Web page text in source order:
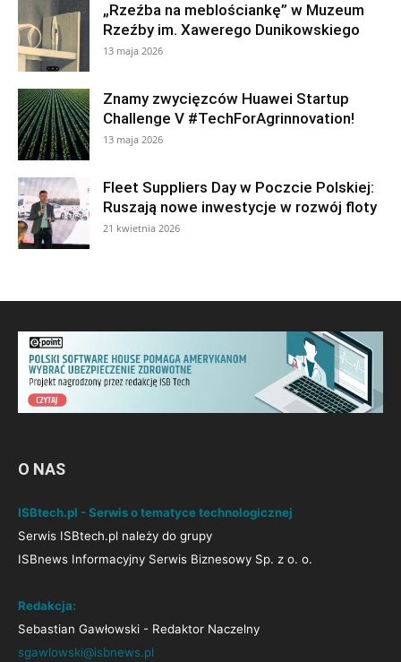
„Rzeźba na meblościankę” w Muzeum
Rzeźby im. Xawerego Dunikowskiego
13 maja 2026
Znamy zwycięzców Huawei Startup
Challenge V #TechForAgrinnovation!
13 maja 2026
Fleet Suppliers Day w Poczcie Polskiej:
Ruszają nowe inwestycje w rozwój floty
21 kwietnia 2026
O NAS
ISBtech.pl - Serwis o tematyce technologicznej
Serwis ISBtech.pl należy do grupy
ISBnews Informacyjny Serwis Biznesowy Sp. z o. o.
Redakcja:
Sebastian Gawłowski - Redaktor Naczelny
sgawlowski@isbnews.pl